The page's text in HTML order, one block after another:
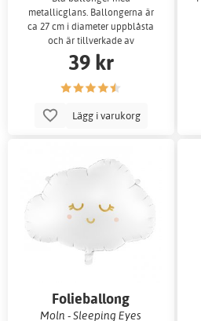
metallicglans. Ballongerna är
ca 27 cm i diameter uppblåsta
och är tillverkade av
39 kr
Lägg i varukorg
Folieballong
Moln - Sleeping Eyes